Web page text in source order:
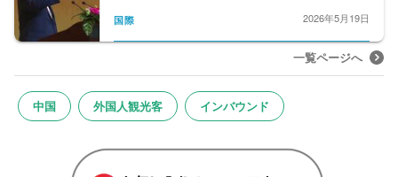
国際 2026年5月19日
一覧ページへ
中国 外国人観光客 インバウンド